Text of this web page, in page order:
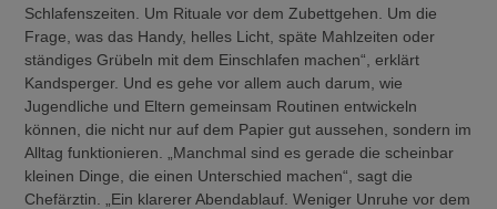
Schlafenszeiten. Um Rituale vor dem Zubettgehen. Um die
Frage, was das Handy, helles Licht, späte Mahlzeiten oder
ständiges Grübeln mit dem Einschlafen machen“, erklärt
Kandsperger. Und es gehe vor allem auch darum, wie
Jugendliche und Eltern gemeinsam Routinen entwickeln
können, die nicht nur auf dem Papier gut aussehen, sondern im
Alltag funktionieren. „Manchmal sind es gerade die scheinbar
kleinen Dinge, die einen Unterschied machen“, sagt die
Chefärztin. „Ein klarerer Abendablauf. Weniger Unruhe vor dem